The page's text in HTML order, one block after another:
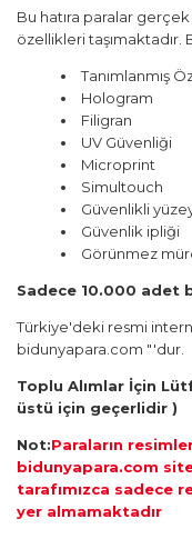
Bu hatıra paralar
özellikleri taşımaktadır.
Tanımlanmış
Hologram
Filigran
UV Güvenliği
Microprint
Simultouch
Güvenlikli
Güvenlik ipliği
Görünmez
Sadece 10.000 adet
Türkiye'deki resmi
bidunyapara.com "'dur.
Toplu Alımlar İçin
üstü için geçerlidir )
Not:Paraların
bidunyapara.com
tarafımızca sadece
yer almamaktadır